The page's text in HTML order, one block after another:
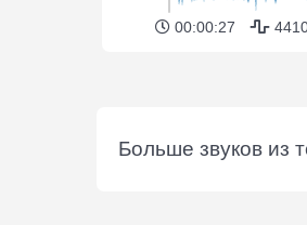
00:00:27
Больше звуков из